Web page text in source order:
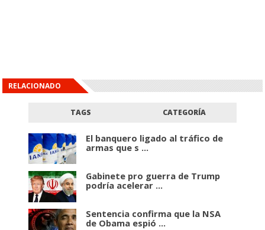
RELACIONADO
TAGS CATEGORÍA
El banquero ligado al tráfico de
armas que s ...
Gabinete pro guerra de Trump
podría acelerar ...
Sentencia confirma que la NSA
de Obama espió ...